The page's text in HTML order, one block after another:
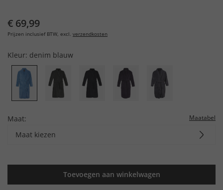
€ 69,99
Prijzen inclusief BTW, excl. verzendkosten
Kleur: denim blauw
Maat: Maatabel
Maat kiezen
Toevoegen aan winkelwagen